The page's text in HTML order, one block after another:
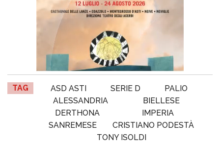
TAG ASD ASTI SERIE D
PALIO
ALESSANDRIA
BIELLESE
DERTHONA
IMPERIA
SANREMESE
CRISTIANO PODESTÀ
TONY ISOLDI